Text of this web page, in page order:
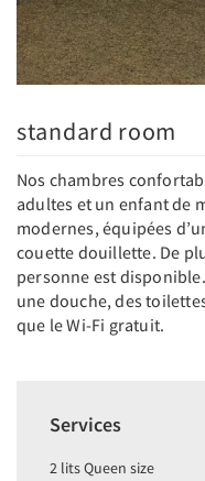
standard room
Nos chambres
adultes et un enfant de
modernes, équipées
couette douillette. De
personne est
une douche, des
que le Wi-Fi gratuit.
Services
2 lits Queen size